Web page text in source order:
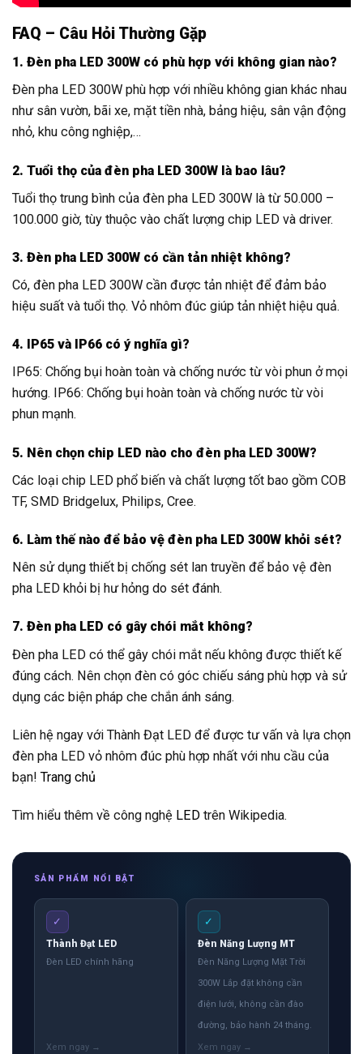
FAQ – Câu Hỏi Thường Gặp
1. Đèn pha LED 300W có phù hợp với không gian nào?
Đèn pha LED 300W phù hợp với nhiều không gian khác nhau
như sân vườn, bãi xe, mặt tiền nhà, bảng hiệu, sân vận động
nhỏ, khu công nghiệp,…
2. Tuổi thọ của đèn pha LED 300W là bao lâu?
Tuổi thọ trung bình của đèn pha LED 300W là từ 50.000 –
100.000 giờ, tùy thuộc vào chất lượng chip LED và driver.
3. Đèn pha LED 300W có cần tản nhiệt không?
Có, đèn pha LED 300W cần được tản nhiệt để đảm bảo
hiệu suất và tuổi thọ. Vỏ nhôm đúc giúp tản nhiệt hiệu quả.
4. IP65 và IP66 có ý nghĩa gì?
IP65: Chống bụi hoàn toàn và chống nước từ vòi phun ở mọi
hướng. IP66: Chống bụi hoàn toàn và chống nước từ vòi
phun mạnh.
5. Nên chọn chip LED nào cho đèn pha LED 300W?
Các loại chip LED phổ biến và chất lượng tốt bao gồm COB
TF, SMD Bridgelux, Philips, Cree.
6. Làm thế nào để bảo vệ đèn pha LED 300W khỏi sét?
Nên sử dụng thiết bị chống sét lan truyền để bảo vệ đèn
pha LED khỏi bị hư hỏng do sét đánh.
7. Đèn pha LED có gây chói mắt không?
Đèn pha LED có thể gây chói mắt nếu không được thiết kế
đúng cách. Nên chọn đèn có góc chiếu sáng phù hợp và sử
dụng các biện pháp che chắn ánh sáng.
Liên hệ ngay với Thành Đạt LED để được tư vấn và lựa chọn
đèn pha LED vỏ nhôm đúc phù hợp nhất với nhu cầu của
bạn! Trang chủ
Tìm hiểu thêm về công nghệ LED trên Wikipedia.
SẢN PHẨM NỔI BẬT
✓
Thành Đạt LED
Đèn LED chính hãng
✓
Đèn Năng Lượng MT
Đèn Năng Lượng Mặt Trời
300W Lắp đặt không cần
điện lưới, không cần đào
đường, bảo hành 24 tháng.